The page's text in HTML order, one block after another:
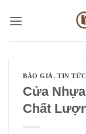
qua
BÁO GIÁ,TIN TỨC
Cửa
Chất